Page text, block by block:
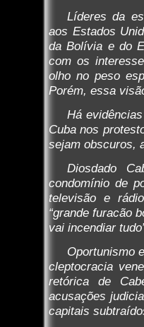
Líderes da
aos Estados
da Bolívia e do
com os
olho no peso
Porém, essa
Há
Cuba nos
sejam obscuros,
Diosdado
condomínio de
televisão e
“grande furacão
vai incendiar
Oportunismo
cleptocracia
retórica de
acusações
capitais